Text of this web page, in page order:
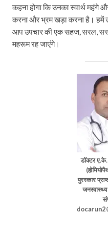
कहना होगा कि उनका स्वार्थ
करना और भ्रम खड़ा करना है। हमें
आप उपचार की एक सहज, सरल,
महरूम रह जाएंगे।
डॉक्टर
पुरस्कार
जनस्वास्थ्य